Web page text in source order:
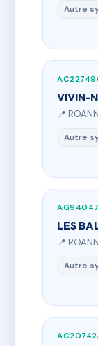
Autre
VIVIN-
📍
Autre
LES
📍
Autre